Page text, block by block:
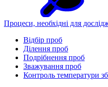
Процеси, необхідні для
Відбір проб
Ділення проб
Подрібнення проб
Зважування проб
Контроль температури